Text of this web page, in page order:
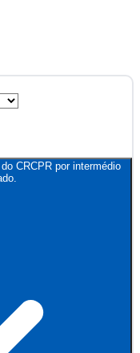
CRCPR por intermédio